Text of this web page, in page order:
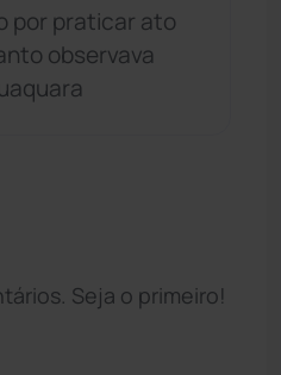
por praticar ato
observava
Seja o primeiro!